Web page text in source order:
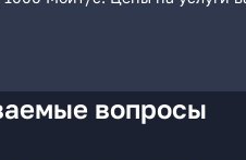
вопросы